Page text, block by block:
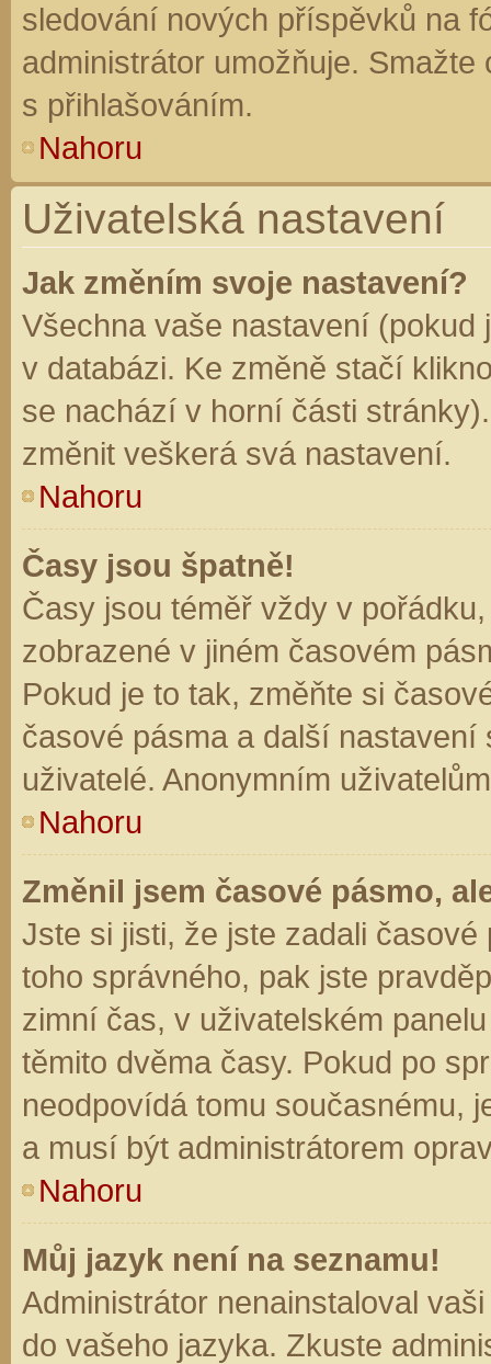
sledování nových příspěvků na
administrátor umožňuje.
s přihlašováním.
Nahoru
Uživatelská nastavení
Jak změním svoje nastavení?
Všechna vaše nastavení (pokud
v databázi. Ke změně stačí
se nachází v horní části
změnit veškerá svá nastavení.
Nahoru
Časy jsou špatně!
Časy jsou téměř vždy v
zobrazené v jiném časovém
Pokud je to tak, změňte si
časové pásma a další
uživatelé. Anonymním
Nahoru
Změnil jsem časové pásmo,
Jste si jisti, že jste zadali
toho správného, pak jste
zimní čas, v uživatelském
těmito dvěma časy. Pokud po
neodpovídá tomu současnému,
a musí být administrátorem
Nahoru
Můj jazyk není na seznamu!
Administrátor nenainstaloval
do vašeho jazyka. Zkuste